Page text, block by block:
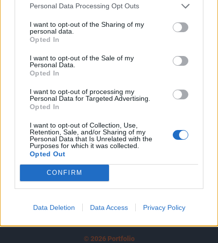
Personal Data Processing Opt Outs
I want to opt-out of the Sharing of my
personal data.
Opted In
I want to opt-out of the Sale of my
Personal Data.
Opted In
I want to opt-out of processing my
Personal Data for Targeted Advertising.
Opted In
I want to opt-out of Collection, Use,
Retention, Sale, and/or Sharing of my
Personal Data that Is Unrelated with the
Purposes for which it was collected.
Opted Out
CONFIRM
Data Deletion Data Access Privacy Policy
KEDVES OLVASÓNK!
A keresett cikk a portfolio.hu hírarchívumához
tartozik, melynek olvasása előfizetéses
Az előfizetés a következőket tartalmazza:
Portfolio.hu teljes cikkarchívum
Kötéslisták: BÉT elmúlt 2 év napon belüli
kötéslistái
Előfizetés
MÁR ELŐFIZETŐNK VAGY?BEJELENTKEZÉS
© 2026 Portfolio